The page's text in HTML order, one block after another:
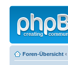
Foren-Übersicht ‹